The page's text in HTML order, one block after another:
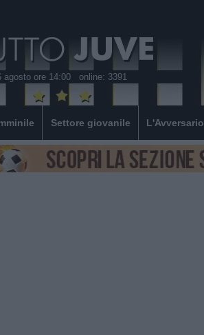
agosto ore 14:00 online: 3391
Settore giovanile L'Avversario